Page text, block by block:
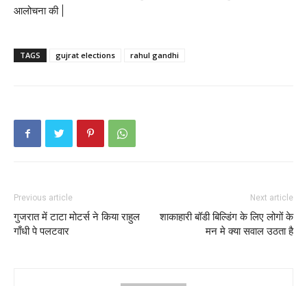
आलोचना की |
TAGS gujrat elections rahul gandhi
Previous article
गुजरात में टाटा मोटर्स ने किया राहुल
गाँधी पे पलटवार
Next article
शाकाहारी बॉडी बिल्डिंग के लिए लोगों के
मन मे क्या सवाल उठता है